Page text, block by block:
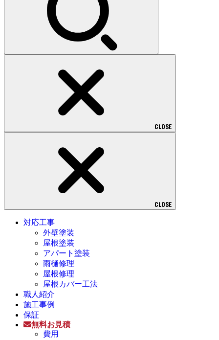
CLOSE
CLOSE
対応工事
外壁塗装
屋根塗装
アパート塗装
雨樋修理
屋根修理
屋根カバー工法
職人紹介
施工事例
保証
無料お見積
費用